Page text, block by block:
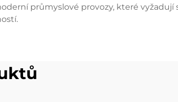
průmyslové provozy, které vyžadují